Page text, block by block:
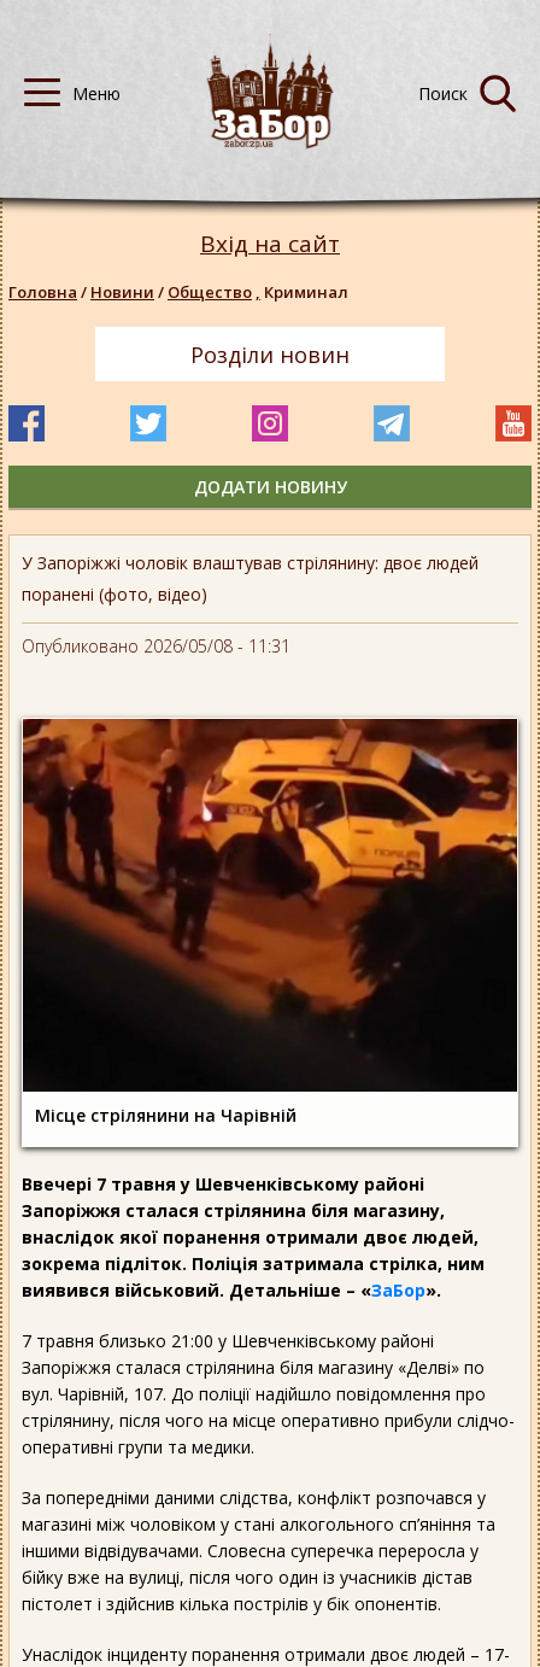
У Запоріжжі чоловік влаштував стрілянину: двоє людей
поранені (фото, відео)
Опубликовано 2026/05/08 - 11:31
Місце стрілянини на Чарівній
Ввечері 7 травня у Шевченківському районі
Запоріжжя сталася стрілянина біля магазину,
внаслідок якої поранення отримали двоє людей,
зокрема підліток. Поліція затримала стрілка, ним
виявився військовий. Детальніше – «ЗаБор».
7 травня близько 21:00 у Шевченківському районі
Запоріжжя сталася стрілянина біля магазину «Делві» по
вул. Чарівній, 107. До поліції надійшло повідомлення про
стрілянину, після чого на місце оперативно прибули слідчо-
оперативні групи та медики.
За попередніми даними слідства, конфлікт розпочався у
магазині між чоловіком у стані алкогольного сп’яніння та
іншими відвідувачами. Словесна суперечка переросла у
бійку вже на вулиці, після чого один із учасників дістав
пістолет і здійснив кілька пострілів у бік опонентів.
Унаслідок інциденту поранення отримали двоє людей – 17-
Вхід на сайт
Головна / Новини / Общество , Криминал
Розділи новин
ДОДАТИ НОВИНУ